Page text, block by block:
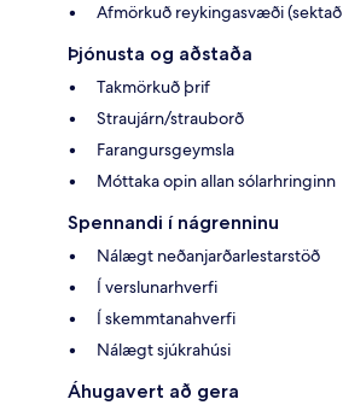
Afmörkuð reykingasvæði
Þjónusta og aðstaða
Takmörkuð þrif
Straujárn/strauborð
Farangursgeymsla
Móttaka opin allan sólarhringinn
Spennandi í nágrenninu
Nálægt neðanjarðarlestarstöð
Í verslunarhverfi
Í skemmtanahverfi
Nálægt sjúkrahúsi
Áhugavert að gera